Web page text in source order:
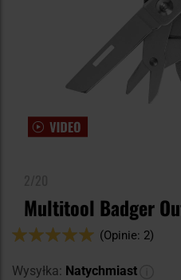
Multitool Badger
Ocena:
(Opinie: 2)
Wysyłka: Natychmiast